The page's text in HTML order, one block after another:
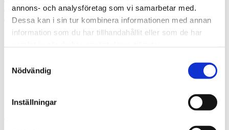
annons- och analysföretag som vi samarbetar med.
Dessa kan i sin tur kombinera informationen med annan
information som du har tillhandahållit eller som de har
Nödvändig
Inställningar
Boka hembesök
Ring oss
Prata med en expert
Boka hembesök